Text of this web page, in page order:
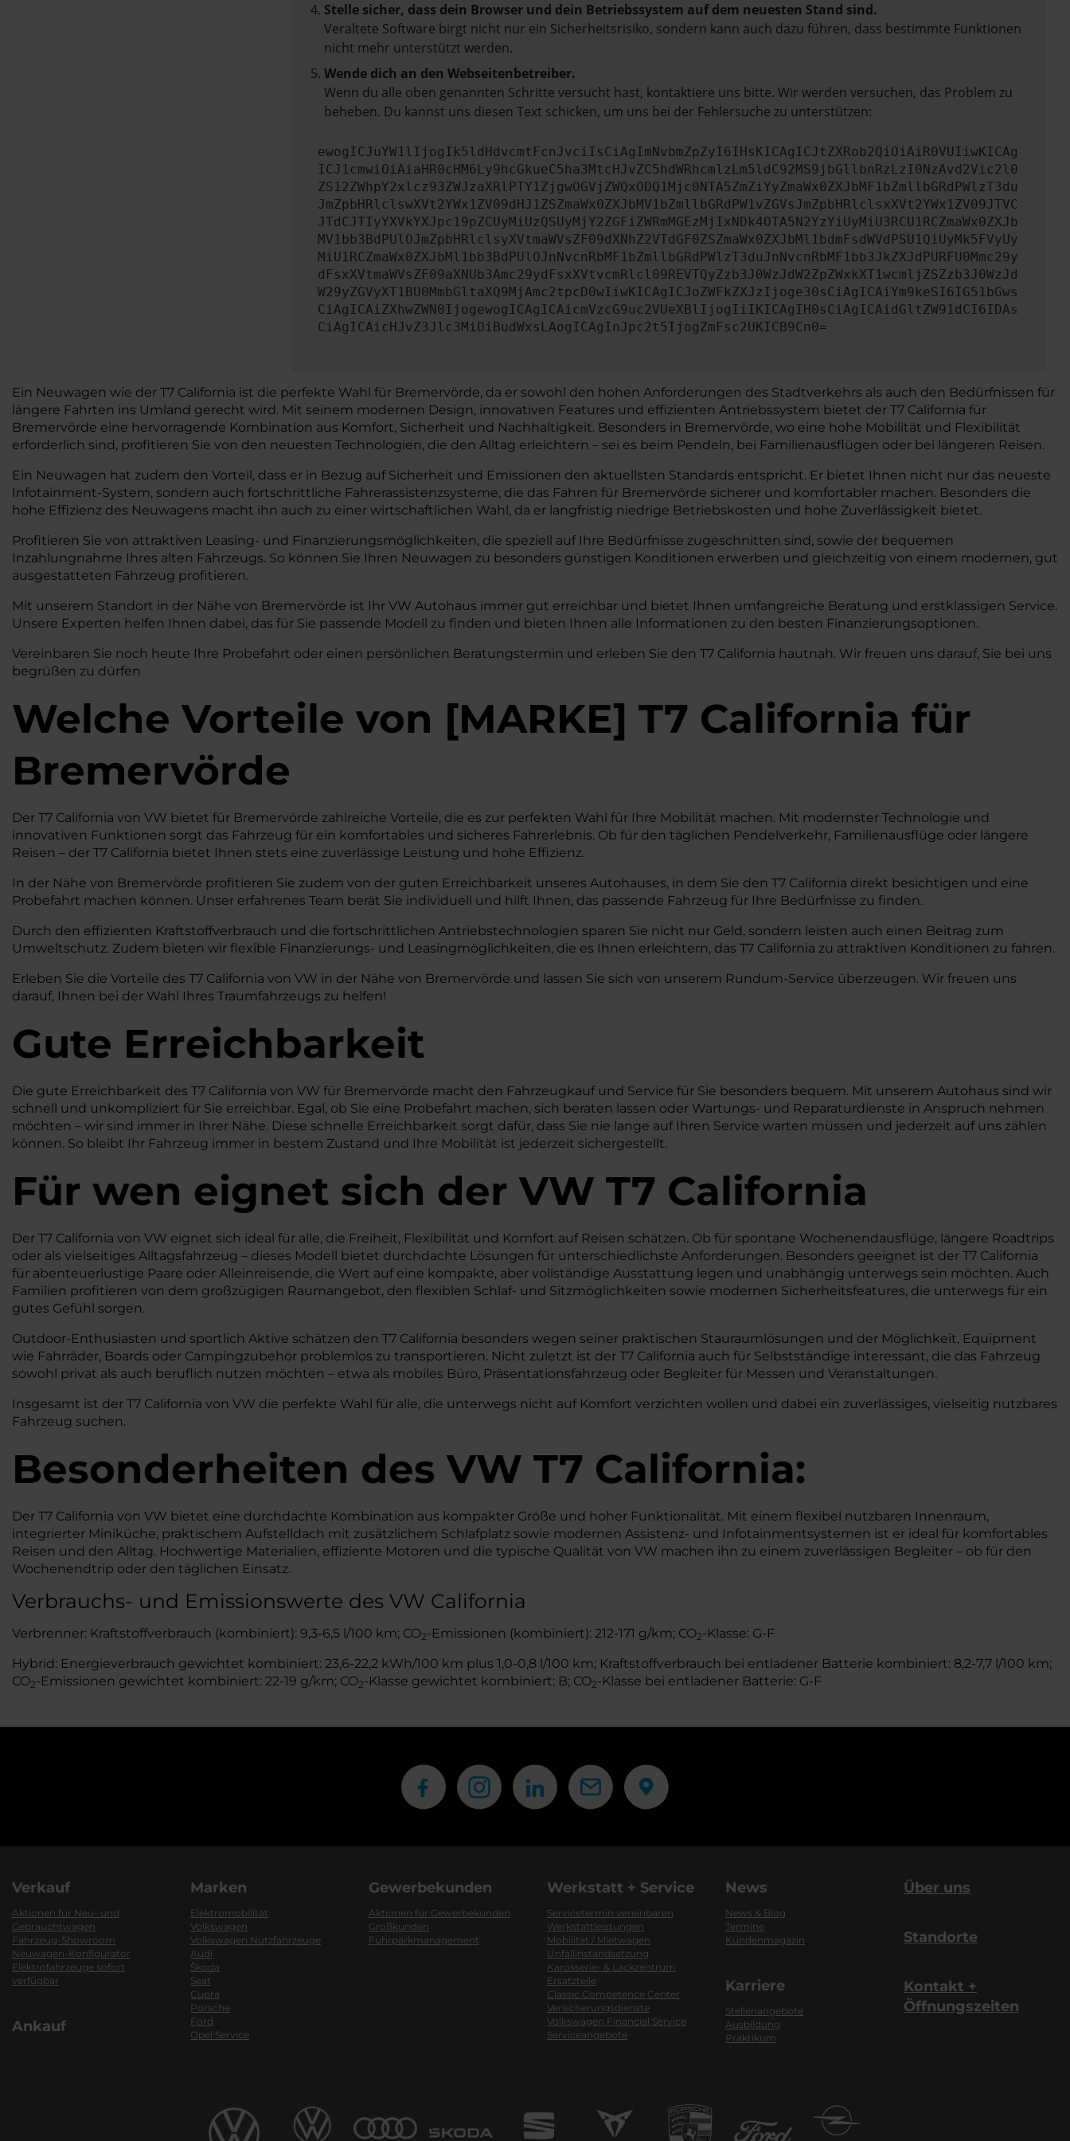
Stelle sicher, dass dein Browser und dein Betriebssystem auf dem neuesten Stand sind.
Veraltete Software birgt nicht nur ein Sicherheitsrisiko, sondern kann auch dazu führen, dass bestimmte Funktionen
nicht mehr unterstützt werden.
Wende dich an den Webseitenbetreiber.
Wenn du alle oben genannten Schritte versucht hast, kontaktiere uns bitte. Wir werden versuchen, das Problem zu
beheben. Du kannst uns diesen Text schicken, um uns bei der Fehlersuche zu unterstützen:
ewogICJuYW1lIjogIk5ldHdvcmtFcnJvciIsCiAgImNvbmZpZyI6IHsKICAgICJtZXRob2QiOiAiR0VUIiwKICAg
ICJ1cmwiOiAiaHR0cHM6Ly9hcGkueC5ha3MtcHJvZC5hdWRhcmlzLm5ldC92MS9jbGllbnRzLzI0NzAvd2Vic2l0
ZS12ZWhpY2xlcz93ZWJzaXRlPTY1ZjgwOGVjZWQxODQ1Mjc0NTA5ZmZiYyZmaWx0ZXJbMF1bZmllbGRdPWlzT3du
JmZpbHRlclswXVt2YWx1ZV09dHJ1ZSZmaWx0ZXJbMV1bZmllbGRdPW1vZGVsJmZpbHRlclsxXVt2YWx1ZV09JTVC
JTdCJTIyYXVkYXJpc19pZCUyMiUzQSUyMjY2ZGFiZWRmMGEzMjIxNDk4OTA5N2YzYiUyMiU3RCU1RCZmaWx0ZXJb
MV1bb3BdPUlOJmZpbHRlclsyXVtmaWVsZF09dXNhZ2VTdGF0ZSZmaWx0ZXJbMl1bdmFsdWVdPSU1QiUyMk5FVyUy
MiU1RCZmaWx0ZXJbMl1bb3BdPUlOJnNvcnRbMF1bZmllbGRdPWlzT3duJnNvcnRbMF1bb3JkZXJdPURFU0Mmc29y
dFsxXVtmaWVsZF09aXNUb3Amc29ydFsxXVtvcmRlcl09REVTQyZzb3J0WzJdW2ZpZWxkXT1wcmljZSZzb3J0WzJd
W29yZGVyXT1BU0MmbGltaXQ9MjAmc2tpcD0wIiwKICAgICJoZWFkZXJzIjoge30sCiAgICAiYm9keSI6IG51bGws
CiAgICAiZXhwZWN0IjogewogICAgICAicmVzcG9uc2VUeXBlIjogIiIKICAgIH0sCiAgICAidGltZW91dCI6IDAs
CiAgICAicHJvZ3Jlc3MiOiBudWxsLAogICAgInJpc2t5IjogZmFsc2UKICB9Cn0=
Ein Neuwagen wie der T7 California ist die perfekte Wahl für Bremervörde, da er sowohl den hohen Anforderungen des Stadtverkehrs als auch den Bedürfnissen für
längere Fahrten ins Umland gerecht wird. Mit seinem modernen Design, innovativen Features und effizienten Antriebssystem bietet der T7 California für
Bremervörde eine hervorragende Kombination aus Komfort, Sicherheit und Nachhaltigkeit. Besonders in Bremervörde, wo eine hohe Mobilität und Flexibilität
erforderlich sind, profitieren Sie von den neuesten Technologien, die den Alltag erleichtern – sei es beim Pendeln, bei Familienausflügen oder bei längeren Reisen.
Ein Neuwagen hat zudem den Vorteil, dass er in Bezug auf Sicherheit und Emissionen den aktuellsten Standards entspricht. Er bietet Ihnen nicht nur das neueste
Infotainment-System, sondern auch fortschrittliche Fahrerassistenzsysteme, die das Fahren für Bremervörde sicherer und komfortabler machen. Besonders die
hohe Effizienz des Neuwagens macht ihn auch zu einer wirtschaftlichen Wahl, da er langfristig niedrige Betriebskosten und hohe Zuverlässigkeit bietet.
Profitieren Sie von attraktiven Leasing- und Finanzierungsmöglichkeiten, die speziell auf Ihre Bedürfnisse zugeschnitten sind, sowie der bequemen
Inzahlungnahme Ihres alten Fahrzeugs. So können Sie Ihren Neuwagen zu besonders günstigen Konditionen erwerben und gleichzeitig von einem modernen, gut
ausgestatteten Fahrzeug profitieren.
Mit unserem Standort in der Nähe von Bremervörde ist Ihr VW Autohaus immer gut erreichbar und bietet Ihnen umfangreiche Beratung und erstklassigen Service.
Unsere Experten helfen Ihnen dabei, das für Sie passende Modell zu finden und bieten Ihnen alle Informationen zu den besten Finanzierungsoptionen.
Vereinbaren Sie noch heute Ihre Probefahrt oder einen persönlichen Beratungstermin und erleben Sie den T7 California hautnah. Wir freuen uns darauf, Sie bei uns
begrüßen zu dürfen
Welche Vorteile von [MARKE] T7 California für
Bremervörde
Der T7 California von VW bietet für Bremervörde zahlreiche Vorteile, die es zur perfekten Wahl für Ihre Mobilität machen. Mit modernster Technologie und
innovativen Funktionen sorgt das Fahrzeug für ein komfortables und sicheres Fahrerlebnis. Ob für den täglichen Pendelverkehr, Familienausflüge oder längere
Reisen – der T7 California bietet Ihnen stets eine zuverlässige Leistung und hohe Effizienz.
In der Nähe von Bremervörde profitieren Sie zudem von der guten Erreichbarkeit unseres Autohauses, in dem Sie den T7 California direkt besichtigen und eine
Probefahrt machen können. Unser erfahrenes Team berät Sie individuell und hilft Ihnen, das passende Fahrzeug für Ihre Bedürfnisse zu finden.
Durch den effizienten Kraftstoffverbrauch und die fortschrittlichen Antriebstechnologien sparen Sie nicht nur Geld, sondern leisten auch einen Beitrag zum
Umweltschutz. Zudem bieten wir flexible Finanzierungs- und Leasingmöglichkeiten, die es Ihnen erleichtern, das T7 California zu attraktiven Konditionen zu fahren.
Erleben Sie die Vorteile des T7 California von VW in der Nähe von Bremervörde und lassen Sie sich von unserem Rundum-Service überzeugen. Wir freuen uns
darauf, Ihnen bei der Wahl Ihres Traumfahrzeugs zu helfen!
Gute Erreichbarkeit
Die gute Erreichbarkeit des T7 California von VW für Bremervörde macht den Fahrzeugkauf und Service für Sie besonders bequem. Mit unserem Autohaus sind wir
schnell und unkompliziert für Sie erreichbar. Egal, ob Sie eine Probefahrt machen, sich beraten lassen oder Wartungs- und Reparaturdienste in Anspruch nehmen
möchten – wir sind immer in Ihrer Nähe. Diese schnelle Erreichbarkeit sorgt dafür, dass Sie nie lange auf Ihren Service warten müssen und jederzeit auf uns zählen
können. So bleibt Ihr Fahrzeug immer in bestem Zustand und Ihre Mobilität ist jederzeit sichergestellt.
Für wen eignet sich der VW T7 California
Der T7 California von VW eignet sich ideal für alle, die Freiheit, Flexibilität und Komfort auf Reisen schätzen. Ob für spontane Wochenendausflüge, längere Roadtrips
oder als vielseitiges Alltagsfahrzeug – dieses Modell bietet durchdachte Lösungen für unterschiedlichste Anforderungen. Besonders geeignet ist der T7 California
für abenteuerlustige Paare oder Alleinreisende, die Wert auf eine kompakte, aber vollständige Ausstattung legen und unabhängig unterwegs sein möchten. Auch
Familien profitieren von dem großzügigen Raumangebot, den flexiblen Schlaf- und Sitzmöglichkeiten sowie modernen Sicherheitsfeatures, die unterwegs für ein
gutes Gefühl sorgen.
Outdoor-Enthusiasten und sportlich Aktive schätzen den T7 California besonders wegen seiner praktischen Stauraumlösungen und der Möglichkeit, Equipment
wie Fahrräder, Boards oder Campingzubehör problemlos zu transportieren. Nicht zuletzt ist der T7 California auch für Selbstständige interessant, die das Fahrzeug
sowohl privat als auch beruflich nutzen möchten – etwa als mobiles Büro, Präsentationsfahrzeug oder Begleiter für Messen und Veranstaltungen.
Insgesamt ist der T7 California von VW die perfekte Wahl für alle, die unterwegs nicht auf Komfort verzichten wollen und dabei ein zuverlässiges, vielseitig nutzbares
Fahrzeug suchen.
Besonderheiten des VW T7 California:
Der T7 California von VW bietet eine durchdachte Kombination aus kompakter Größe und hoher Funktionalität. Mit einem flexibel nutzbaren Innenraum,
integrierter Miniküche, praktischem Aufstelldach mit zusätzlichem Schlafplatz sowie modernen Assistenz- und Infotainmentsystemen ist er ideal für komfortables
Reisen und den Alltag. Hochwertige Materialien, effiziente Motoren und die typische Qualität von VW machen ihn zu einem zuverlässigen Begleiter – ob für den
Wochenendtrip oder den täglichen Einsatz.
Verbrauchs- und Emissionswerte des VW California
Verbrenner: Kraftstoffverbrauch (kombiniert): 9,3-6,5 l/100 km; CO2-Emissionen (kombiniert): 212-171 g/km; CO2-Klasse: G-F
Hybrid: Energieverbrauch gewichtet kombiniert: 23,6-22,2 kWh/100 km plus 1,0-0,8 l/100 km; Kraftstoffverbrauch bei entladener Batterie kombiniert: 8,2-7,7 l/100 km;
CO2-Emissionen gewichtet kombiniert: 22-19 g/km; CO2-Klasse gewichtet kombiniert: B; CO2-Klasse bei entladener Batterie: G-F
Verkauf
Aktionen für Neu- und
Gebrauchtwagen
Fahrzeug-Showroom
Neuwagen-Konfigurator
Elektrofahrzeuge sofort
verfügbar
Ankauf
Marken
Elektromobilität
Volkswagen
Volkswagen Nutzfahrzeuge
Audi
Škoda
Seat
Cupra
Porsche
Ford
Opel Service
Gewerbekunden
Aktionen für Gewerbekunden
Großkunden
Fuhrparkmanagement
Werkstatt + Service
Servicetermin vereinbaren
Werkstattleistungen
Mobilität / Mietwagen
Unfallinstandsetzung
Karosserie- & Lackzentrum
Ersatzteile
Classic Competence Center
Verischerungsdienste
Volkswagen Financial Service
Serviceangebote
News
News & Blog
Termine
Kundenmagazin
Karriere
Stellenangebote
Ausbildung
Praktikum
Über uns
Standorte
Kontakt +
Öffnungszeiten